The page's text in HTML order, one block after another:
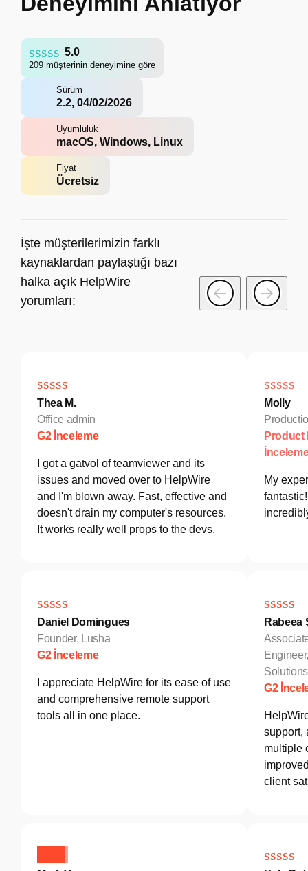
5.0
209 müşterinin deneyimine göre
Sürüm
2.2, 04/02/2026
Uyumluluk
macOS, Windows, Linux
Fiyat
Ücretsiz
İşte müşterilerimizin farklı
kaynaklardan paylaştığı bazı
halka açık HelpWire
yorumları:
Thea M.
Office admin
G2 İnceleme
I got a gatvol of teamviewer and its
issues and moved over to HelpWire
and I'm blown away. Fast, effective and
doesn't drain my computer's resources.
It works really well props to the devs.
Molly
Product
My
Daniel Domingues
Founder, Lusha
G2 İnceleme
I appreciate HelpWire for its ease of use
and comprehensive remote support
tools all in one place.
Rabeea
G2
support,
multiple
client